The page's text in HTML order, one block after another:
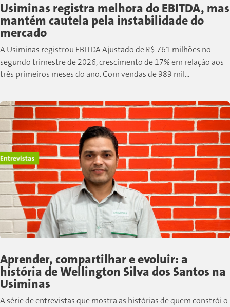
Usiminas registra melhora do EBITDA, mas
mantém cautela pela instabilidade do
mercado
A Usiminas registrou EBITDA Ajustado de R$ 761 milhões no
segundo trimestre de 2026, crescimento de 17% em relação aos
três primeiros meses do ano. Com vendas de 989 mil...
Aprender, compartilhar e evoluir: a
história de Wellington Silva dos Santos na
Usiminas
A série de entrevistas que mostra as histórias de quem constrói o